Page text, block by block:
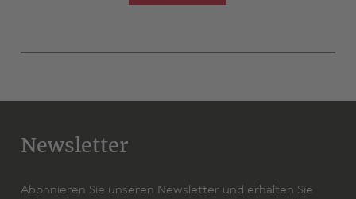
Newsletter
Abonnieren Sie unseren Newsletter und erhalten Sie